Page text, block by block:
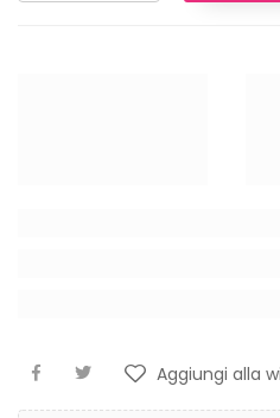
Aggiungi alla